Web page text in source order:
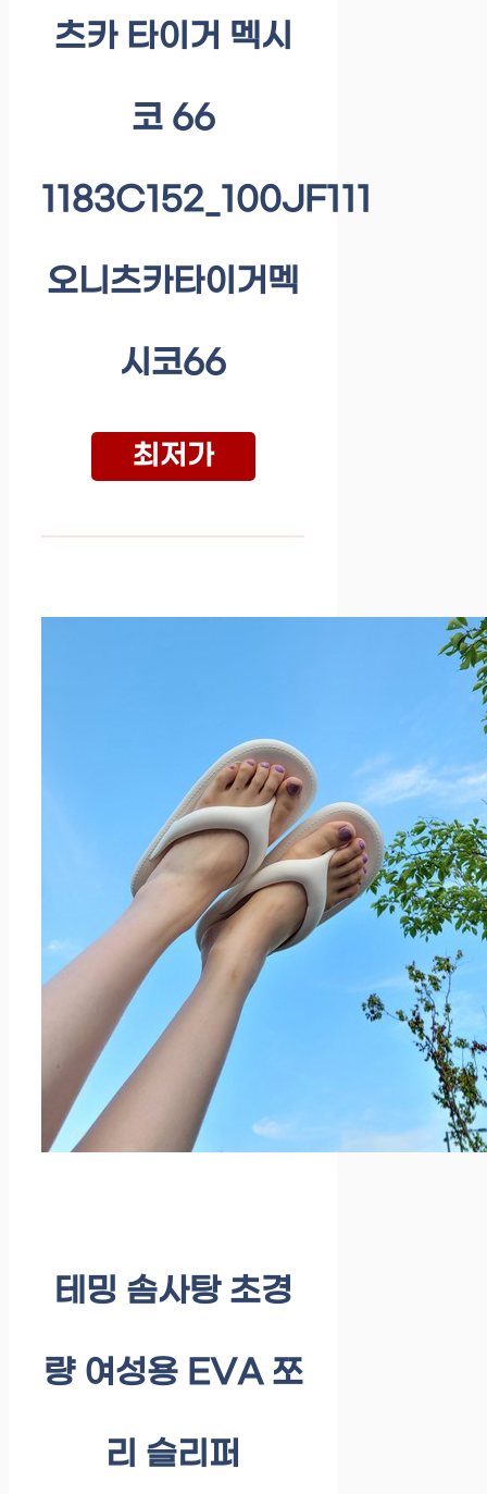
츠카 타이거 멕시
코 66
1183C152_100JF111
오니츠카타이거멕
시코66
최저가
테밍 솜사탕 초경
량 여성용 EVA 쪼
리 슬리퍼